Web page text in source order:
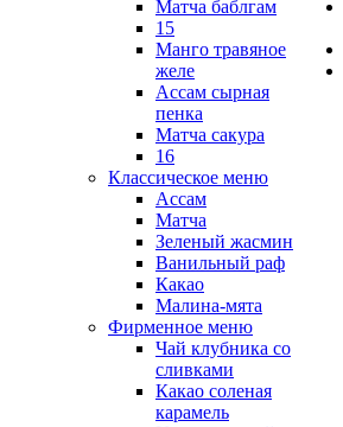
Матча баблгам
15
Манго травяное
желе
Ассам сырная
пенка
Матча сакура
16
Классическое меню
Ассам
Матча
Зеленый жасмин
Ванильный раф
Какао
Малина-мята
Фирменное меню
Чай клубника со
сливками
Какао соленая
карамель